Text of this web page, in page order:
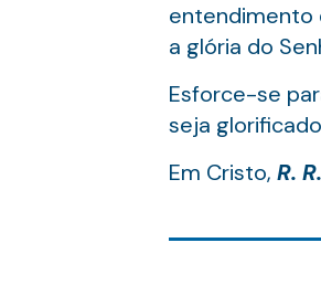
entendimento
a glória do
Esforce-se
seja
Em Cristo, R.